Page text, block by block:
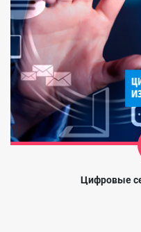
Цифровые